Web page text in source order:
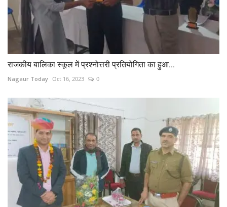
राजकीय बालिका स्कूल में प्रश्नोत्तरी प्रतियोगिता का हुआ...
Nagaur Today Oct 16, 2023 0